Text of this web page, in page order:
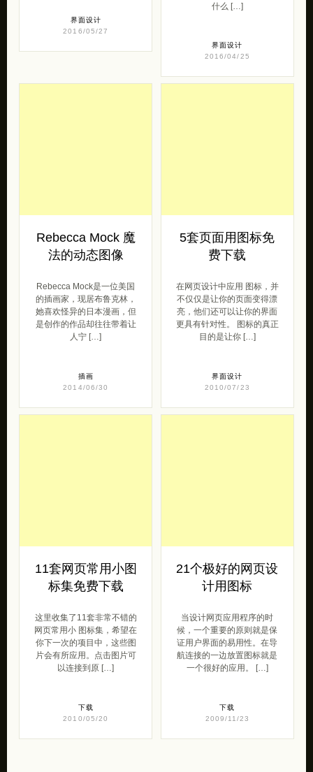
界面设计
2016/05/27
什么 […]
界面设计
2016/04/25
Rebecca Mock 魔
法的动态图像
Rebecca Mock是一位美国
的插画家，现居布鲁克林，
她喜欢怪异的日本漫画，但
是创作的作品却往往带着让
人宁 […]
插画
2014/06/30
5套页面用图标免
费下载
在网页设计中应用 图标，并
不仅仅是让你的页面变得漂
亮，他们还可以让你的界面
更具有针对性。 图标的真正
目的是让你 […]
界面设计
2010/07/23
11套网页常用小图
标集免费下载
这里收集了11套非常不错的
网页常用小 图标集，希望在
你下一次的项目中，这些图
片会有所应用。点击图片可
以连接到原 […]
下载
2010/05/20
21个极好的网页设
计用图标
当设计网页应用程序的时
候，一个重要的原则就是保
证用户界面的易用性。在导
航连接的一边放置图标就是
一个很好的应用。 […]
下载
2009/11/23